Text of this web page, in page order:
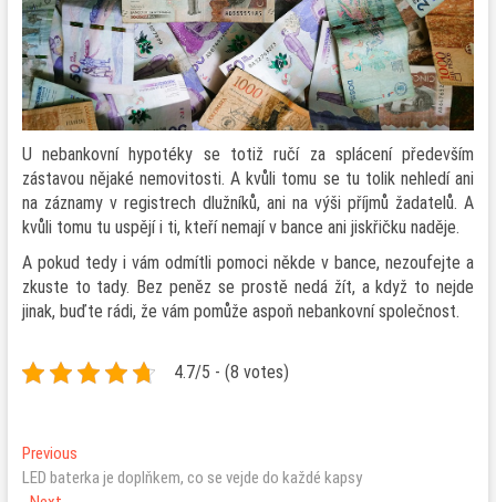
U nebankovní hypotéky se totiž ručí za splácení především
zástavou nějaké nemovitosti. A kvůli tomu se tu tolik nehledí ani
na záznamy v registrech dlužníků, ani na výši příjmů žadatelů. A
kvůli tomu tu uspějí i ti, kteří nemají v bance ani jiskřičku naděje.
A pokud tedy i vám odmítli pomoci někde v bance, nezoufejte a
zkuste to tady. Bez peněz se prostě nedá žít, a když to nejde
jinak, buďte rádi, že vám pomůže aspoň nebankovní společnost.
4.7/5 - (8 votes)
Navigace
pro
PreviousPrevious
post:
LED baterka je doplňkem, co se vejde do každé kapsy